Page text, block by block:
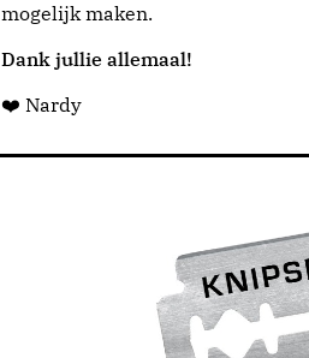
mogelijk maken.
Dank jullie allemaal!
❤️ Nardy